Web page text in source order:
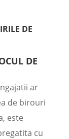
DE
DE
ar
de birouri
este
cu